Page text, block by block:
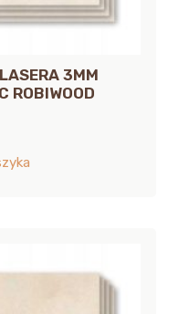
3MM
ROBIWOOD